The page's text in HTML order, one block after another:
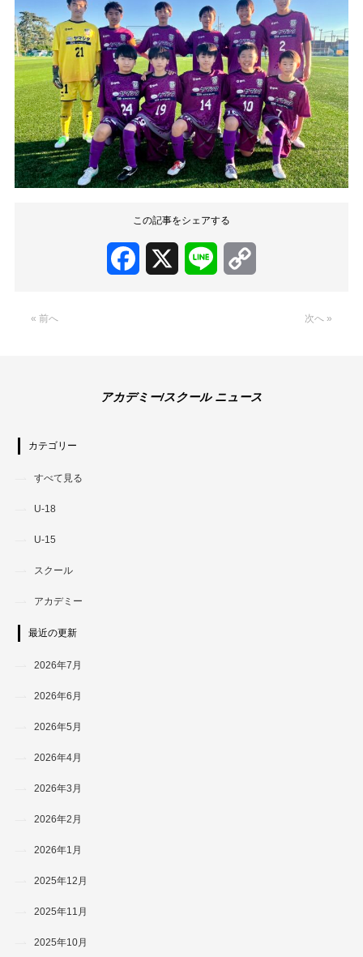
この記事をシェアする
Facebook Line
« 前へ 次へ »
アカデミー/スクール ニュース
カテゴリー
すべて見る
U-18
U-15
スクール
アカデミー
最近の更新
2026年7月
2026年6月
2026年5月
2026年4月
2026年3月
2026年2月
2026年1月
2025年12月
2025年11月
2025年10月